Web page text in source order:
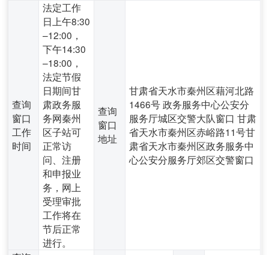
查询
窗口
工作
时间
法定工作
日上午8:30
–12:00，
下午14:30
–18:00，
法定节假
日期间甘
肃政务服
务网秦州
区子站可
正常访
问、注册
和申报业
务，网上
受理审批
工作将在
节后正常
进行。
查询
窗口
地址
甘肃省天水市秦州区藉河北路
1466号 政务服务中心公安分
服务厅城区交警大队窗口 甘肃
省天水市秦州区赤峪路11号甘
肃省天水市秦州区政务服务中
心公安分服务厅郊区交警窗口